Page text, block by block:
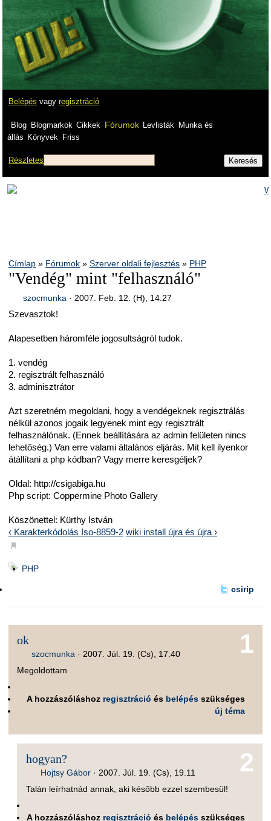
Belépés vagy regisztráció
Blog Blogmarkok Cikkek Fórumok Levlisták
Munka és
állás Könyvek Friss
Részletes
Címlap » Fórumok » Szerver oldali fejlesztés » PHP
"Vendég" mint "felhasználó"
szocmunka · 2007. Feb. 12. (H), 14.27
Szevasztok!
Alapesetben háromféle jogosultságról tudok.
1. vendég
2. regisztrált felhasználó
3. adminisztrátor
Azt szeretném megoldani, hogy a vendégeknek regisztrálás
nélkül azonos jogaik legyenek mint egy regisztrált
felhasználónak. (Ennek beállítására az admin felületen nincs
lehetőség.) Van erre valami általános eljárás. Mit kell ilyenkor
átállítani a php kódban? Vagy merre keresgéljek?
Oldal: http://csigabiga.hu
Php script: Coppermine Photo Gallery
Köszönettel: Kürthy István
‹ Karakterkódolás Iso-8859-2 wiki install újra és újra ›
■
PHP
csirip
1
ok
szocmunka · 2007. Júl. 19. (Cs), 17.40
Megoldottam
A hozzászóláshoz regisztráció és belépés szükséges
új téma
2
hogyan?
Hojtsy Gábor· 2007. Júl. 19. (Cs), 19.11
Talán leírhatnád annak, aki később ezzel szembesül!
A hozzászóláshoz regisztráció és belépés szükséges